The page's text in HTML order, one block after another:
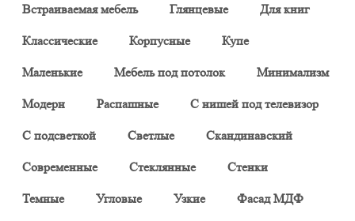
Встраиваемая мебель Глянцевые Для книг
Классические Корпусные Купе
Маленькие Мебель под потолок Минимализм
Модерн Распашные С нишей под телевизор
С подсветкой Светлые Скандинавский
Современные Стеклянные Стенки
Темные Угловые Узкие Фасад МДФ